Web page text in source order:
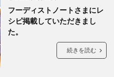
フーディストノートさまにレ
シピ掲載していただきまし
た。
続きを読む